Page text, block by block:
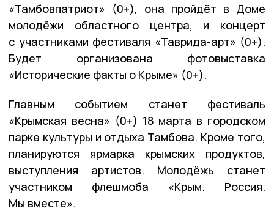
«Тамбовпатриот» (0+), она пройдёт в Доме
молодёжи областного центра, и концерт
с участниками фестиваля «Таврида-арт» (0+).
Будет организована фотовыставка
«Исторические факты о Крыме» (0+).
Главным событием станет фестиваль
«Крымская весна» (0+) 18 марта в городском
парке культуры и отдыха Тамбова. Кроме того,
планируются ярмарка крымских продуктов,
выступления артистов. Молодёжь станет
участником флешмоба «Крым. Россия.
Мы вместе».